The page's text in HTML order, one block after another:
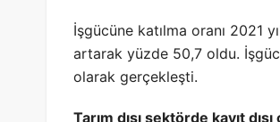
İşgücüne katılma oranı 2021
artarak yüzde 50,7 oldu.
olarak gerçekleşti.
Tarım dışı sektörde kayıt